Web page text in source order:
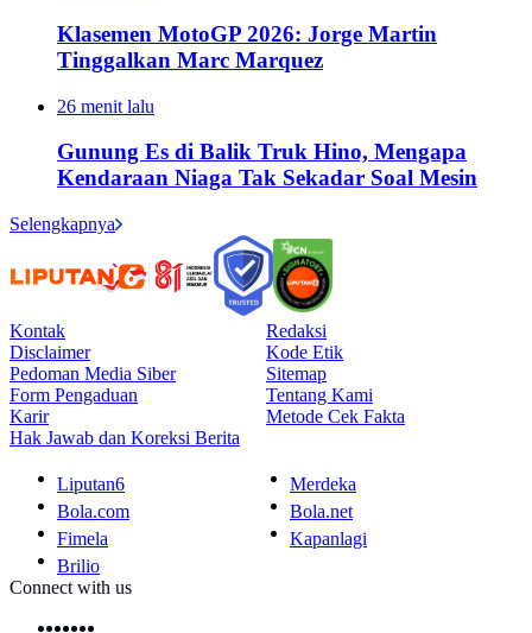
Klasemen MotoGP 2026: Jorge Martin
Tinggalkan Marc Marquez
26 menit lalu
Gunung Es di Balik Truk Hino, Mengapa
Kendaraan Niaga Tak Sekadar Soal Mesin
Selengkapnya
Kontak
Redaksi
Disclaimer
Kode Etik
Pedoman Media Siber
Sitemap
Form Pengaduan
Tentang Kami
Karir
Metode Cek Fakta
Hak Jawab dan Koreksi Berita
Liputan6
Merdeka
Bola.com
Bola.net
Fimela
Kapanlagi
Brilio
Connect with us